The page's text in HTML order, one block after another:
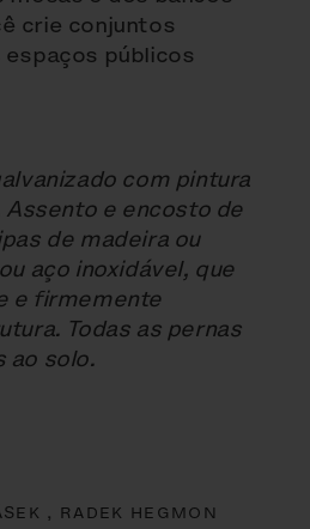
crie conjuntos
públicos
com pintura
e encosto de
de madeira ou
aço inoxidável, que
e firmemente
Todas as pernas
ao solo.
, RADEK HEGMON